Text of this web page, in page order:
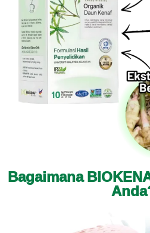
Bagaimana